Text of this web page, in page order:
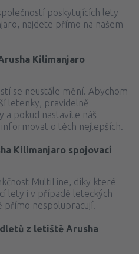
poskytujících lety
najdete přímo na našem
Kilimanjaro
se neustále mění. Abychom
letenky, pravidelně
a pokud nastavíte náš
o těch nejlepších.
Kilimanjaro spojovací
MultiLine, díky které
lety i v případě leteckých
nespolupracují.
z letiště Arusha